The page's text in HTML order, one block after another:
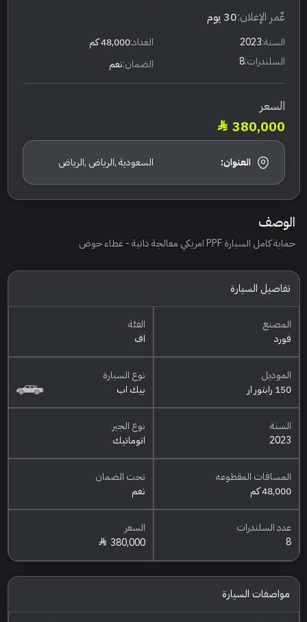
عٌمر الإعلان:30 يوم
السنة:2023 العداد:48,000 كم
السلندرات:8 الضمان:نعم
السعر
380,000
العنوان: السعودية ,الرياض ,الرياض
الوصف
حماية كامل السيارة PPF امريكي معالجة ذاتية - غطاء حوض
تفاصيل السيارة
المصنع
فورد
الفئة
اف
الموديل
150 رابتور ار
نوع السيارة
بيك اب
السنة
2023
نوع الجير
اتوماتيك
المسافات المقطوعه
48,000 كم
تحت الضمان
نعم
عدد السلندرات
8
السعر
380,000
مواصفات السيارة